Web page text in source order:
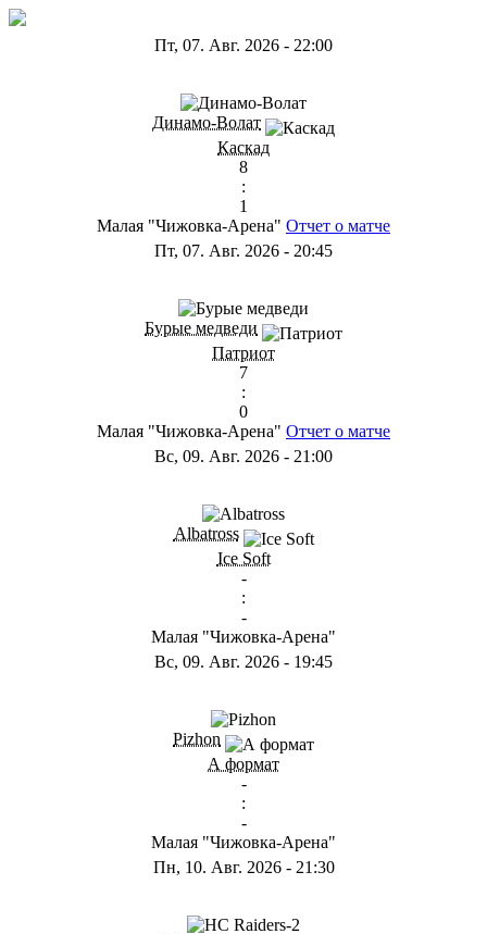
Пт, 07. Авг. 2026 - 22:00
Динамо-Волат
Каскад
8
:
1
Малая "Чижовка-Арена" Отчет о матче
Пт, 07. Авг. 2026 - 20:45
Бурые медведи
Патриот
7
:
0
Малая "Чижовка-Арена" Отчет о матче
Вс, 09. Авг. 2026 - 21:00
Albatross
Ice Soft
-
:
-
Малая "Чижовка-Арена"
Вс, 09. Авг. 2026 - 19:45
Pizhon
А формат
-
:
-
Малая "Чижовка-Арена"
Пн, 10. Авг. 2026- 21:30